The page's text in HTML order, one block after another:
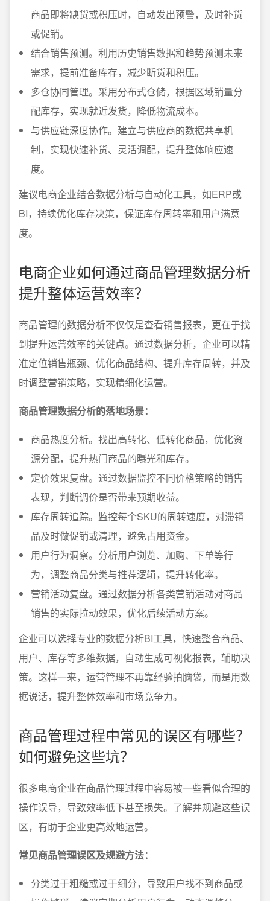
商品即将缺货或积压时，自动发出预警，及时补货
或促销。
结合销售预测。利用历史销售数据和趋势预测未来
需求，提前准备库存，减少断货和积压。
多仓协同管理。采用分布式仓储，根据区域销量分
配库存，实现就近发货，降低物流成本。
与供应链深度协作。建立与供应商的数据共享机
制，实现快速补货、灵活调配，提升整体响应速
度。
建议电商企业结合数据分析与自动化工具，如ERP或
BI，持续优化库存决策，保证库存周转率和用户满意
度。
电商企业如何通过商品管理数据分析
提升整体运营效率？
商品管理的数据分析不仅仅是查看销售报表，更在于找
到提升运营效率的关键点。通过数据分析，企业可以精
准定位销售瓶颈、优化商品结构、提升库存周转，并及
时调整营销策略，实现精细化运营。
商品管理数据分析的落地场景：
商品热度分析。找出高转化、低转化商品，优化资
源分配，提升热门商品的曝光和库存。
定价效果复盘。通过数据监控不同价格策略的销售
表现，判断调价是否带来预期收益。
库存周转追踪。监控每个SKU的周转速度，对滞销
品及时做促销或清理，避免占用资金。
用户行为洞察。分析用户浏览、加购、下单等行
为，调整商品分类与推荐逻辑，提升转化率。
营销活动复盘。通过数据分析各类营销活动对商品
销售的实际拉动效果，优化后续活动方案。
企业可以选择专业的数据分析BI工具，快速整合商品、
用户、库存等多维数据，自动生成可视化报表，辅助决
策。这样一来，运营管理不再靠经验拍脑袋，而是用数
据说话，提升整体效率和市场竞争力。
商品管理过程中常见的误区有哪些？
如何避免这些坑？
很多电商企业在商品管理过程中容易被一些看似合理的
操作误导，导致效率低下甚至损失。了解并规避这些误
区，有助于企业更高效地运营。
常见商品管理误区及规避方法：
分类过于粗糙或过于细分，导致用户找不到商品或